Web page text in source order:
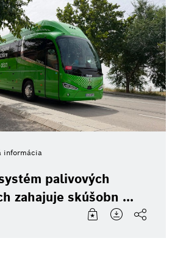
informácia
palivových
zahajuje skúšobn ...